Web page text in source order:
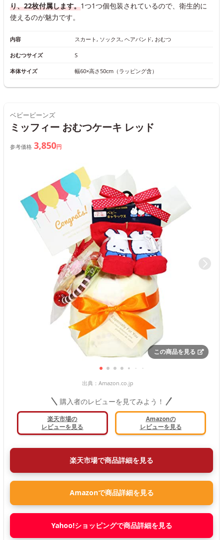
り、22枚付属します。1つ1つ個包装されているので、衛生的に
使えるのが魅力です。
内容 スカート, ソックス, ヘアバンド, おむつ
おむつサイズ S
本体サイズ 幅60×高さ50cm（ラッピング含）
ベビービーンズ
ミッフィー おむつケーキ レッド
参考価格 3,850円
この商品を見る
出典： Amazon.co.jp
購入者のレビューを見てみよう！
楽天市場の
レビューを見る
Amazonの
レビューを見る
楽天市場で商品詳細を見る
Amazonで商品詳細を見る
Yahoo!ショッピングで商品詳細を見る